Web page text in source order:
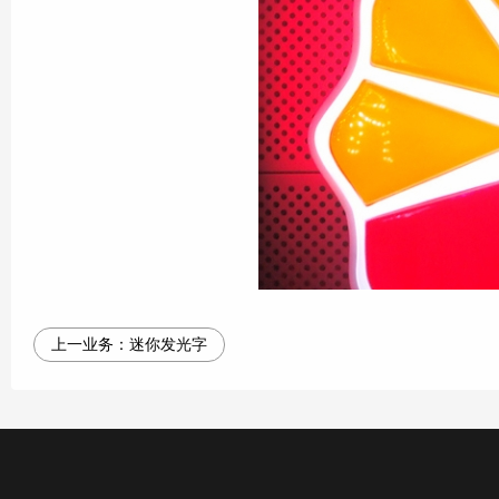
上一业务： 迷你发光字